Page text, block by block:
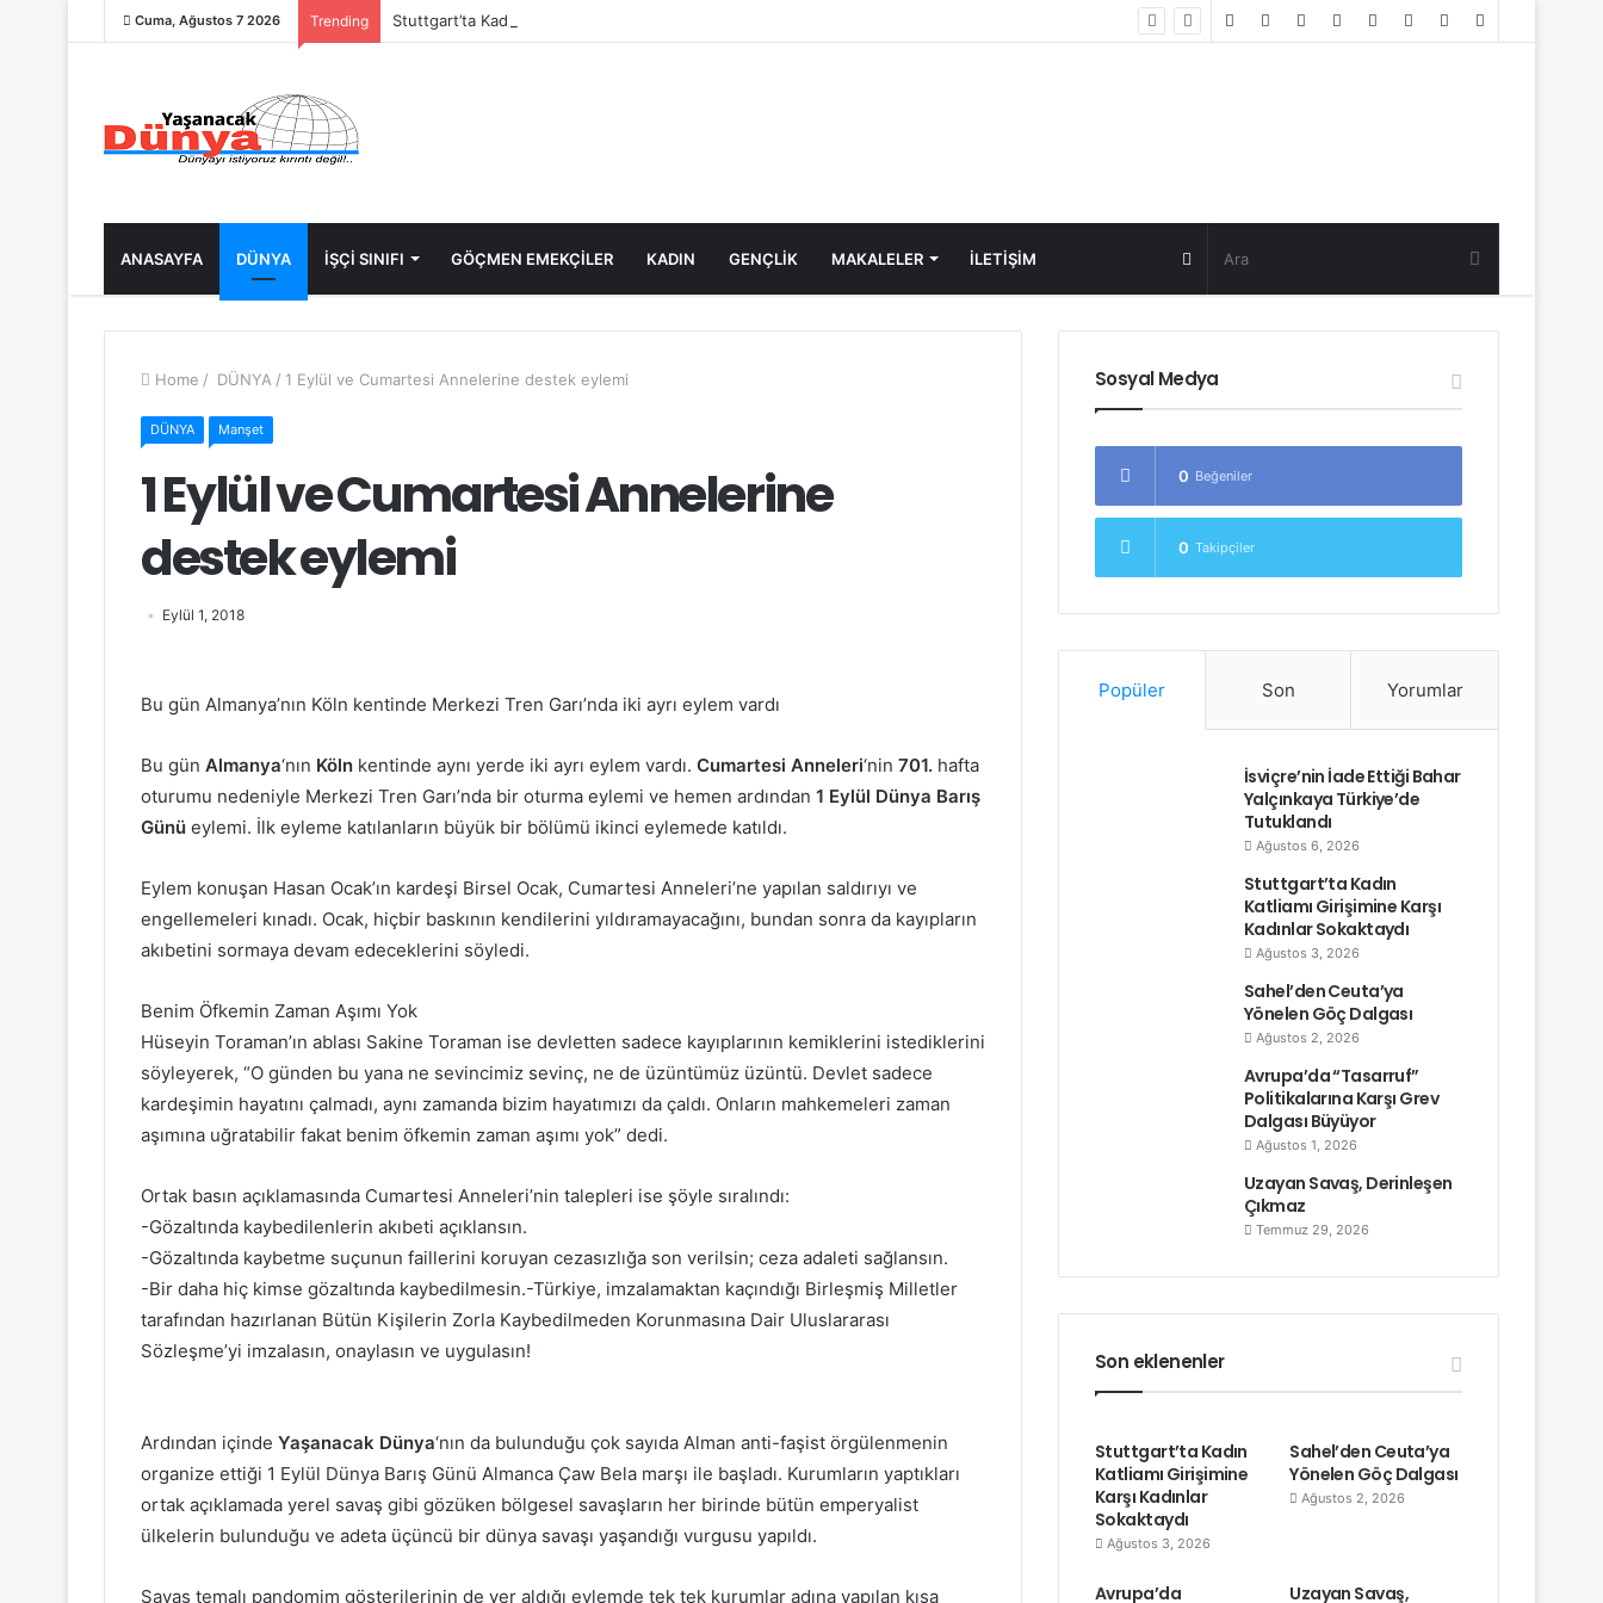
Cuma, Ağustos 7 2026 Trending Stuttgart’ta Kadın Katliamı Girişimine Karşı Kadınlar Sokaktaydı Random
ANASAYFA DÜNYA İŞÇİ SINIFI GÖÇMEN EMEKÇİLER KADIN GENÇLİK MAKALELER ILETIŞIM Random
Post
Home / DÜNYA / 1 Eylül ve Cumartesi Annelerine destek eylemi
DÜNYA Manşet
1 Eylül ve Cumartesi Annelerine
destek eylemi
Eylül 1, 2018
Bu gün Almanya’nın Köln kentinde Merkezi Tren Garı’nda iki ayrı eylem vardı
Bu gün Almanya‘nın Köln kentinde aynı yerde iki ayrı eylem vardı. Cumartesi Anneleri‘nin 701. hafta
oturumu nedeniyle Merkezi Tren Garı’nda bir oturma eylemi ve hemen ardından 1 Eylül Dünya Barış
Günü eylemi. İlk eyleme katılanların büyük bir bölümü ikinci eylemede katıldı.
Eylem konuşan Hasan Ocak’ın kardeşi Birsel Ocak, Cumartesi Anneleri’ne yapılan saldırıyı ve
engellemeleri kınadı. Ocak, hiçbir baskının kendilerini yıldıramayacağını, bundan sonra da kayıpların
akıbetini sormaya devam edeceklerini söyledi.
Benim Öfkemin Zaman Aşımı Yok
Hüseyin Toraman’ın ablası Sakine Toraman ise devletten sadece kayıplarının kemiklerini istediklerini
söyleyerek, “O günden bu yana ne sevincimiz sevinç, ne de üzüntümüz üzüntü. Devlet sadece
kardeşimin hayatını çalmadı, aynı zamanda bizim hayatımızı da çaldı. Onların mahkemeleri zaman
aşımına uğratabilir fakat benim öfkemin zaman aşımı yok” dedi.
Ortak basın açıklamasında Cumartesi Anneleri’nin talepleri ise şöyle sıralındı:
-Gözaltında kaybedilenlerin akıbeti açıklansın.
-Gözaltında kaybetme suçunun faillerini koruyan cezasızlığa son verilsin; ceza adaleti sağlansın.
-Bir daha hiç kimse gözaltında kaybedilmesin.-Türkiye, imzalamaktan kaçındığı Birleşmiş Milletler
tarafından hazırlanan Bütün Kişilerin Zorla Kaybedilmeden Korunmasına Dair Uluslararası
Sözleşme’yi imzalasın, onaylasın ve uygulasın!
Ardından içinde Yaşanacak Dünya‘nın da bulunduğu çok sayıda Alman anti-faşist örgülenmenin
organize ettiği 1 Eylül Dünya Barış Günü Almanca Çaw Bela marşı ile başladı. Kurumların yaptıkları
ortak açıklamada yerel savaş gibi gözüken bölgesel savaşların her birinde bütün emperyalist
ülkelerin bulunduğu ve adeta üçüncü bir dünya savaşı yaşandığı vurgusu yapıldı.
Savaş temalı pandomim gösterilerinin de yer aldığı eylemde tek tek kurumlar adına yapılan kısa
Sosyal Medya
0 Beğeniler
0 Takipçiler
Popüler Son Yorumlar
İsviçre’nin İade Ettiği Bahar
Yalçınkaya Türkiye’de
Tutuklandı
Ağustos 6, 2026
Stuttgart’ta Kadın
Katliamı Girişimine Karşı
Kadınlar Sokaktaydı
Ağustos 3, 2026
Sahel’den Ceuta’ya
Yönelen Göç Dalgası
Ağustos 2, 2026
Avrupa’da “Tasarruf”
Politikalarına Karşı Grev
Dalgası Büyüyor
Ağustos 1, 2026
Uzayan Savaş, Derinleşen
Çıkmaz
Temmuz 29, 2026
Son eklenenler
Stuttgart’ta Kadın
Katliamı Girişimine
Karşı Kadınlar
Sokaktaydı
Ağustos 3, 2026
Sahel’den Ceuta’ya
Yönelen Göç Dalgası
Ağustos 2, 2026
Avrupa’da
Uzayan Savaş,